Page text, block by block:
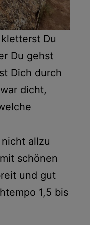
Du
Du gehst
Dich durch
dicht,
allzu
schönen
und gut
1,5 bis